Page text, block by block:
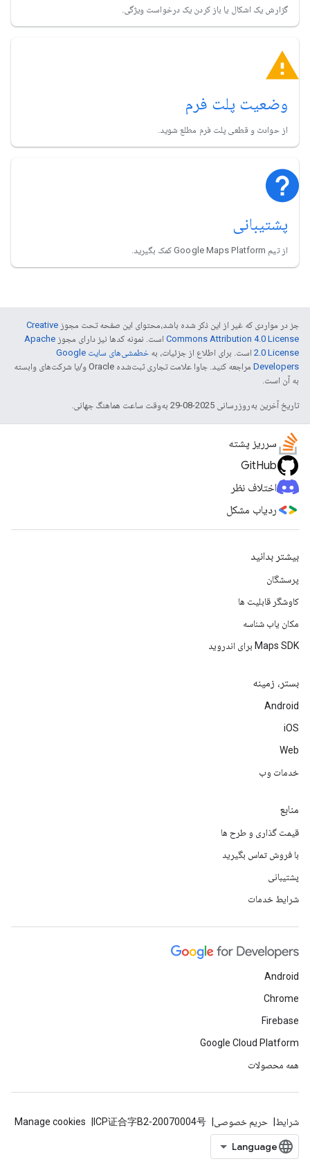
گزارش یک اشکال یا باز کردن یک درخواست ویژگی.
وضعیت پلت فرم
از حوادث و قطعی پلت فرم مطلع شوید.
پشتیبانی
از تیم Google Maps Platform کمک بگیرید.
جز در مواردی که غیر از این ذکر شده باشد،‌محتوای این صفحه تحت مجوز Creative
Commons Attribution 4.0 License است. نمونه کدها نیز دارای مجوز Apache
2.0 License است. برای اطلاع از جزئیات، به
خطمشی‌های سایت Google
Developers‏
مراجعه کنید. جاوا علامت تجاری ثبت‌شده Oracle و/یا شرکت‌های وابسته
به آن است.
تاریخ آخرین به‌روزرسانی 2025-08-29 به‌وقت ساعت هماهنگ جهانی.
سرریز پشته
GitHub
اختلاف نظر
ردیاب مشکل
بیشتر بدانید
پرسشگان
کاوشگر قابلیت ها
مکان یاب شناسه
Maps SDK برای اندروید
بستر، زمینه
Android
iOS
Web
خدمات وب
منابع
قیمت گذاری و طرح ها
با فروش تماس بگیرید
پشتیبانی
شرایط خدمات
Android
Chrome
Firebase
Google Cloud Platform
همه محصولات
شرایط حریم خصوصی ICP证合字B2-20070004号
Manage cookies